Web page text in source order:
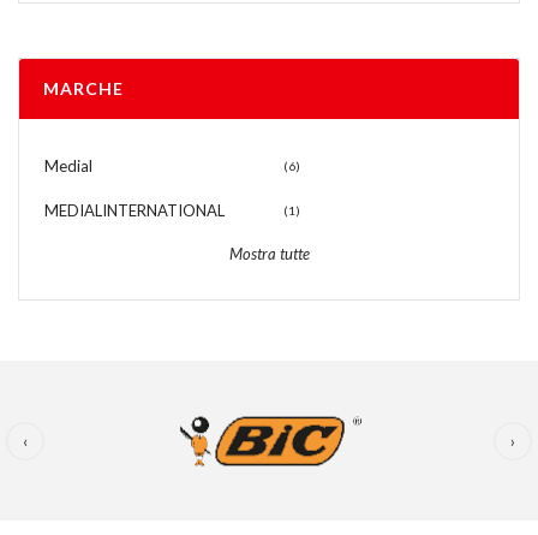
MARCHE
Medial (6)
MEDIALINTERNATIONAL (1)
Mostra tutte
‹ ›